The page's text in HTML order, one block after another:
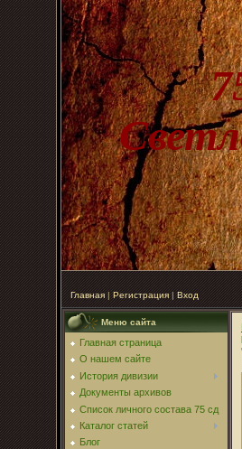
Главная|Регистрация|Вход
Меню сайта
Главная страница
О нашем сайте
История дивизии
Документы архивов
Список личного состава 75 сд
Каталог статей
Блог